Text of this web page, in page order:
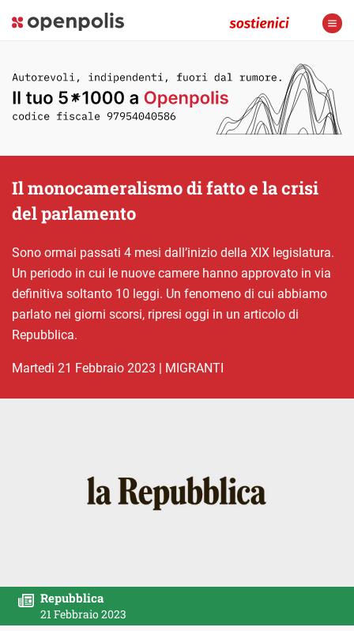
Il monocameralismo di fatto e la crisi
del parlamento
Sono ormai passati 4 mesi dall’inizio della XIX legislatura.
Un periodo in cui le nuove camere hanno approvato in via
definitiva soltanto 10 leggi. Un fenomeno di cui abbiamo
parlato nei giorni scorsi, ripresi oggi in un articolo di
Repubblica.
martedì 21 Febbraio 2023 | MIGRANTI
Repubblica
21 Febbraio 2023